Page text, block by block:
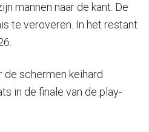
mannen naar de kant. De
te veroveren. In het restant
schermen keihard
in de finale van de play-